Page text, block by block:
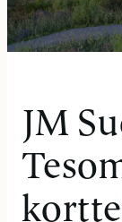
JM